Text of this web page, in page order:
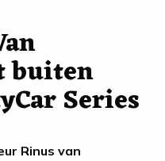
buiten
Series
Rinus van